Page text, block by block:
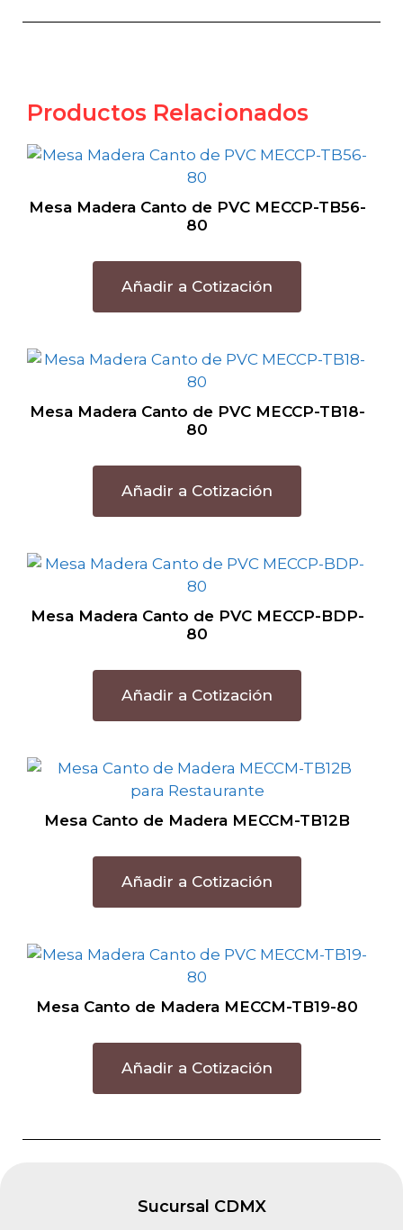
Productos Relacionados
Mesa Madera Canto de PVC MECCP-TB56-
80
Añadir a Cotización
Mesa Madera Canto de PVC MECCP-TB18-
80
Añadir a Cotización
Mesa Madera Canto de PVC MECCP-BDP-
80
Añadir a Cotización
Mesa Canto de Madera MECCM-TB12B
Añadir a Cotización
Mesa Canto de Madera MECCM-TB19-80
Añadir a Cotización
Sucursal CDMX